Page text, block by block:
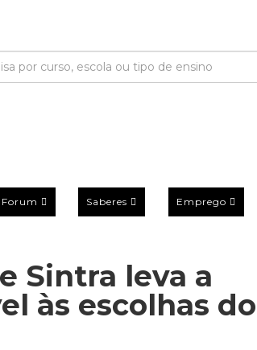
Saberes Emprego
Sintra leva a
às escolhas do